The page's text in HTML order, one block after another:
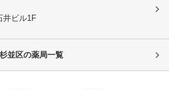
井ビル1F
杉並区の薬局一覧